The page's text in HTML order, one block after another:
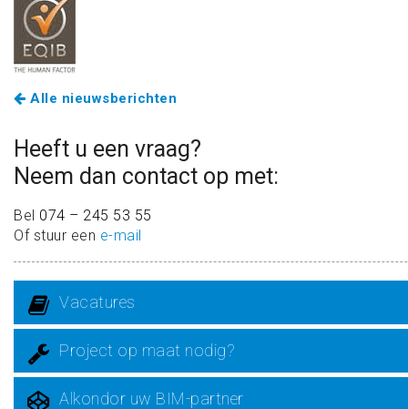
Alle nieuwsberichten
Heeft u een vraag?
Neem dan contact op met:
Bel 074 – 245 53 55
Of stuur een e-mail
Vacatures
Project op maat nodig?
Alkondor uw BIM-partner